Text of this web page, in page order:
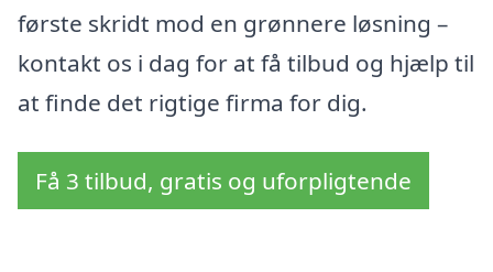
første skridt mod en grønnere løsning –
kontakt os i dag for at få tilbud og hjælp til
at finde det rigtige firma for dig.
Få 3 tilbud, gratis og uforpligtende